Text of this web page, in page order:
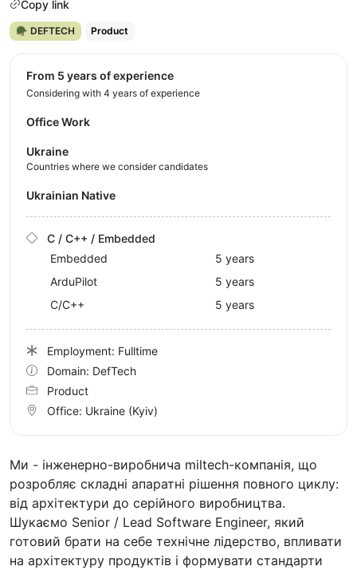
Copy link
🪖 DEFTECH Product
Ми - інженерно-виробнича miltech-компанія, що
розробляє складні апаратні рішення повного циклу:
від архітектури до серійного виробництва.
Шукаємо Senior / Lead Software Engineer, який
готовий брати на себе технічне лідерство, впливати
на архітектуру продуктів і формувати стандарти
from 5 years of experience
Considering with 4 years of experience
Office Work
Ukraine
Countries where we consider candidates
Ukrainian Native
C / C++ / Embedded
Embedded
5 years
ArduPilot
5 years
C/C++
5 years
Employment: Fulltime
Domain: DefTech
Product
Office: Ukraine (Kyiv)